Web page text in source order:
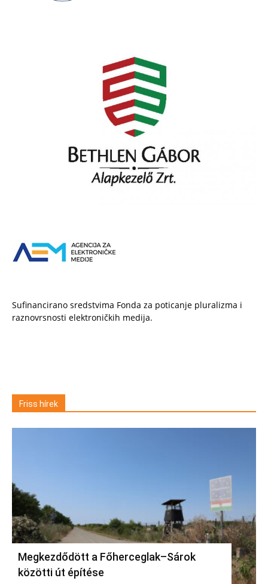
Sufinancirano sredstvima Fonda za poticanje pluralizma i
raznovrsnosti elektroničkih medija.
Friss hírek
Megkezdődött a Főherceglak–Sárok
közötti út építése